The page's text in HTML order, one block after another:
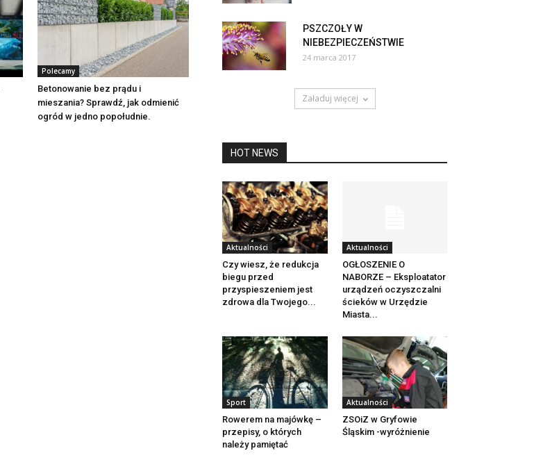
Polecamy
Betonowanie bez prądu i
mieszania? Sprawdź, jak odmienić
ogród w jedno popołudnie.
PSZCZOŁY W
NIEBEZPIECZEŃSTWIE
24 marca 2017
Załaduj więcej
HOT NEWS
Aktualności
Czy wiesz, że redukcja
biegu przed
przyspieszeniem jest
zdrowa dla Twojego...
Aktualności
OGŁOSZENIE O
NABORZE – Eksploatator
urządzeń oczyszczalni
ścieków w Urzędzie
Miasta...
Sport
Rowerem na majówkę –
przepisy, o których
należy pamiętać
Aktualności
ZSOiZ w Gryfowie
Śląskim -wyróżnienie